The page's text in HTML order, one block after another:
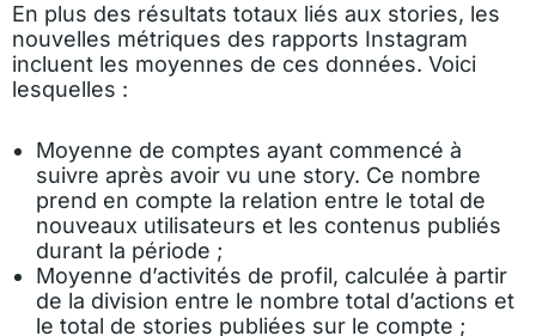
En plus des résultats totaux liés aux stories, les
nouvelles métriques des rapports Instagram
incluent les moyennes de ces données. Voici
lesquelles :
Moyenne de comptes ayant commencé à
suivre après avoir vu une story. Ce nombre
prend en compte la relation entre le total de
nouveaux utilisateurs et les contenus publiés
durant la période ;
Moyenne d’activités de profil, calculée à partir
de la division entre le nombre total d’actions et
le total de stories publiées sur le compte ;